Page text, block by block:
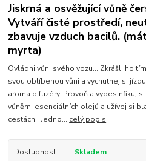
Jiskrná a osvěžující vůně
Vytváří čisté prostředí,
zbavuje vzduch bacilů.
myrta)
Ovládni vůni svého vozu... Zkrášli ho
svou oblíbenou vůni a vychutnej si
aroma difuzéry. Provoň a vydesinfikuj
vůněmi esenciálních olejů a užívej si
cestách. Jedno... celý popis
Dostupnost
Skladem